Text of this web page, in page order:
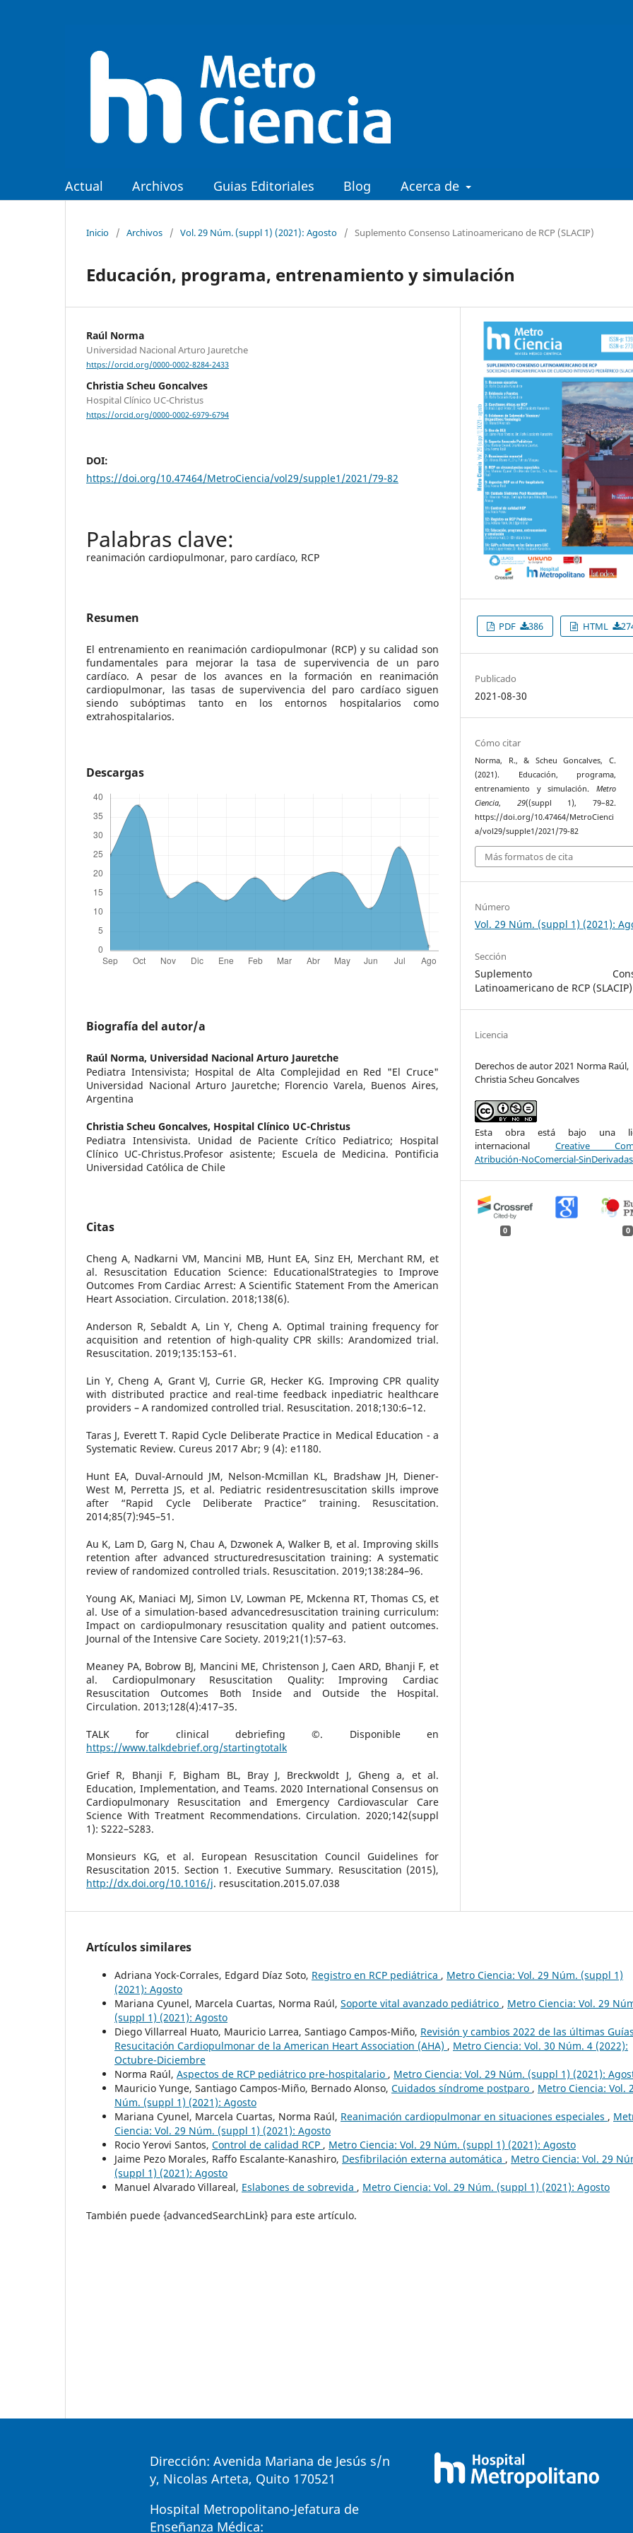
Actual Archivos Guias Editoriales Blog Acerca de
Inicio / Archivos / Vol. 29 Núm. (suppl 1) (2021): Agosto / Suplemento Consenso Latinoamericano de RCP (SLACIP)
Educación, programa, entrenamiento y simulación
Raúl Norma
Universidad Nacional Arturo Jauretche
https://orcid.org/0000-0002-8284-2433
Christia Scheu Goncalves
Hospital Clínico UC-Christus
https://orcid.org/0000-0002-6979-6794
DOI:
https://doi.org/10.47464/MetroCiencia/vol29/supple1/2021/79-82
reanimación cardiopulmonar, paro cardíaco, RCP
Resumen
El entrenamiento en reanimación cardiopulmonar (RCP) y su calidad son
fundamentales para mejorar la tasa de supervivencia de un paro
cardíaco. A pesar de los avances en la formación en reanimación
cardiopulmonar, las tasas de supervivencia del paro cardíaco siguen
siendo subóptimas tanto en los entornos hospitalarios como
extrahospitalarios.
Descargas
Biografía del autor/a
Raúl Norma, Universidad Nacional Arturo Jauretche
Pediatra Intensivista; Hospital de Alta Complejidad en Red "El Cruce"
Universidad Nacional Arturo Jauretche; Florencio Varela, Buenos Aires,
Argentina
Christia Scheu Goncalves, Hospital Clínico UC-Christus
Pediatra Intensivista. Unidad de Paciente Crítico Pediatrico; Hospital
Clínico UC-Christus.Profesor asistente; Escuela de Medicina. Pontificia
Universidad Católica de Chile
Citas
Cheng A, Nadkarni VM, Mancini MB, Hunt EA, Sinz EH, Merchant RM, et
al. Resuscitation Education Science: EducationalStrategies to Improve
Outcomes From Cardiac Arrest: A Scientific Statement From the American
Heart Association. Circulation. 2018;138(6).
Anderson R, Sebaldt A, Lin Y, Cheng A. Optimal training frequency for
acquisition and retention of high-quality CPR skills: Arandomized trial.
Resuscitation. 2019;135:153–61.
Lin Y, Cheng A, Grant VJ, Currie GR, Hecker KG. Improving CPR quality
with distributed practice and real-time feedback inpediatric healthcare
providers – A randomized controlled trial. Resuscitation. 2018;130:6–12.
Taras J, Everett T. Rapid Cycle Deliberate Practice in Medical Education - a
Systematic Review. Cureus 2017 Abr; 9 (4): e1180.
Hunt EA, Duval-Arnould JM, Nelson-Mcmillan KL, Bradshaw JH, Diener-
West M, Perretta JS, et al. Pediatric residentresuscitation skills improve
after “Rapid Cycle Deliberate Practice” training. Resuscitation.
2014;85(7):945–51.
Au K, Lam D, Garg N, Chau A, Dzwonek A, Walker B, et al. Improving skills
retention after advanced structuredresuscitation training: A systematic
review of randomized controlled trials. Resuscitation. 2019;138:284–96.
Young AK, Maniaci MJ, Simon LV, Lowman PE, Mckenna RT, Thomas CS, et
al. Use of a simulation-based advancedresuscitation training curriculum:
Impact on cardiopulmonary resuscitation quality and patient outcomes.
Journal of the Intensive Care Society. 2019;21(1):57–63.
Meaney PA, Bobrow BJ, Mancini ME, Christenson J, Caen ARD, Bhanji F, et
al. Cardiopulmonary Resuscitation Quality: Improving Cardiac
Resuscitation Outcomes Both Inside and Outside the Hospital.
Circulation. 2013;128(4):417–35.
TALK for clinical debriefing ©. Disponible en
https://www.talkdebrief.org/startingtotalk
Grief R, Bhanji F, Bigham BL, Bray J, Breckwoldt J, Gheng a, et al.
Education, Implementation, and Teams. 2020 International Consensus on
Cardiopulmonary Resuscitation and Emergency Cardiovascular Care
Science With Treatment Recommendations. Circulation. 2020;142(suppl
1): S222–S283.
Monsieurs KG, et al. European Resuscitation Council Guidelines for
Resuscitation 2015. Section 1. Executive Summary. Resuscitation (2015),
http://dx.doi.org/10.1016/j. resuscitation.2015.07.038
PDF 386 HTML
Publicado
2021-08-30
Cómo citar
Norma, R., & Scheu Goncalves, C.
(2021). Educación, programa,
entrenamiento y simulación.Metro
Ciencia, 29((suppl 1), 79–82.
https://doi.org/10.47464/MetroCienci
a/vol29/supple1/2021/79-82
Más formatos de cita
Número
Vol. 29 Núm. (suppl 1) (2021):
Sección
Suplemento
Latinoamericano de RCP (SLACIP)
Licencia
Derechos de autor 2021 Norma Raúl,
Christia Scheu Goncalves
Esta obra está bajo una
internacional Creative
Atribución-NoComercial-
0 0
Artículos similares
Adriana Yock-Corrales, Edgard Díaz Soto, Registro en RCP pediátrica , Metro Ciencia: Vol. 29 Núm. (suppl 1)
(2021): Agosto
Mariana Cyunel, Marcela Cuartas, Norma Raúl, Soporte vital avanzado pediátrico , Metro Ciencia: Vol. 29
(suppl 1) (2021): Agosto
Diego Villarreal Huato, Mauricio Larrea, Santiago Campos-Miño, Revisión y cambios 2022 de las últimas
Resucitación Cardiopulmonar de la American Heart Association (AHA) , Metro Ciencia: Vol. 30 Núm. 4 (2022):
Octubre-Diciembre
Norma Raúl, Aspectos de RCP pediátrico pre-hospitalario , Metro Ciencia: Vol. 29 Núm. (suppl 1) (2021):
Mauricio Yunge, Santiago Campos-Miño, Bernado Alonso, Cuidados síndrome postparo , Metro Ciencia: Vol.
Núm. (suppl 1) (2021): Agosto
Mariana Cyunel, Marcela Cuartas, Norma Raúl, Reanimación cardiopulmonar en situaciones especiales ,
Ciencia: Vol. 29 Núm. (suppl 1) (2021): Agosto
Rocio Yerovi Santos, Control de calidad RCP , Metro Ciencia: Vol. 29 Núm. (suppl 1) (2021): Agosto
Jaime Pezo Morales, Raffo Escalante-Kanashiro, Desfibrilación externa automática , Metro Ciencia: Vol. 29
(suppl 1) (2021): Agosto
Manuel Alvarado Villareal, Eslabones de sobrevida , Metro Ciencia: Vol. 29 Núm. (suppl 1) (2021): Agosto
También puede {advancedSearchLink} para este artículo.
Dirección: Avenida Mariana de Jesús s/n
y, Nicolas Arteta, Quito 170521
Hospital Metropolitano-Jefatura de
Enseñanza Médica: